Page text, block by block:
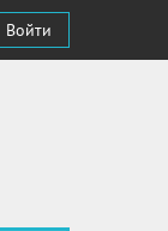
Войти